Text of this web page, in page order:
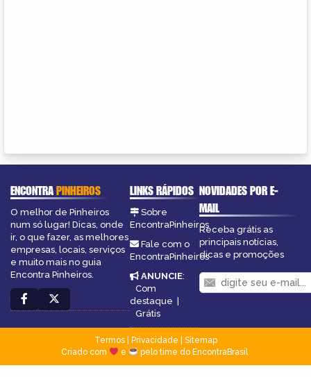
ENCONTRAPINHEIROS
O melhor de Pinheiros
num só lugar! Dicas, onde
ir, o que fazer, as melhores
empresas, locais, serviços
e muito mais no guia
Encontra Pinheiros.
LINKS RÁPIDOS
Sobre
EncontraPinheiros
Fale com o
EncontraPinheiros
ANUNCIE:
Com
destaque |
Grátis
NOVIDADES POR E-
MAIL
Receba grátis as
principais notícias,
dicas e promoções
Termos| Privacidade
Sitemap
Criado com
e pelo time do EncontraBrasil